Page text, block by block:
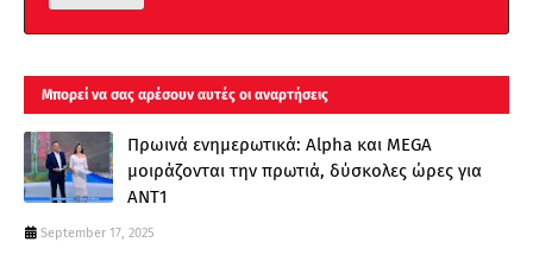
Μπορεί να σας αρέσουν αυτές οι αναρτήσεις
Πρωινά ενημερωτικά: Alpha και MEGA
μοιράζονται την πρωτιά, δύσκολες ώρες για
ΑΝΤ1
September 17, 2025